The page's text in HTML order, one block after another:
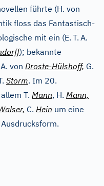
führte (H. von
floss das Fantastisch-
mit ein (E. T. A.
); bekannte
von Droste-Hülshoff, G.
Storm. Im 20.
T. Mann, H. Mann,
C. Hein um eine